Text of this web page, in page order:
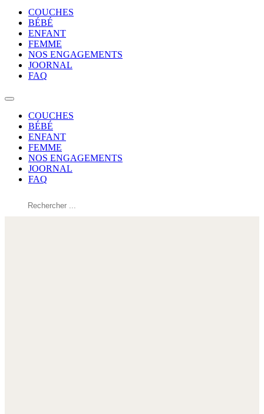
COUCHES
BÉBÉ
ENFANT
FEMME
NOS ENGAGEMENTS
JOORNAL
FAQ
COUCHES
BÉBÉ
ENFANT
FEMME
NOS ENGAGEMENTS
JOORNAL
FAQ
Rechercher